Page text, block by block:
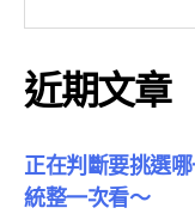
近期文章
正在判斷要挑選
統整一次看～